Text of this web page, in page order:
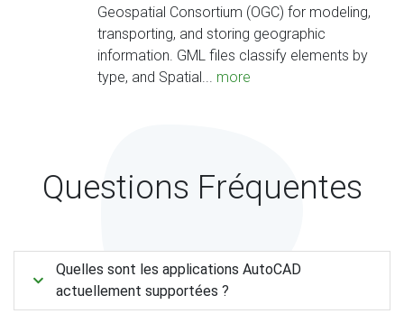
Geospatial Consortium (OGC) for modeling,
transporting, and storing geographic
information. GML files classify elements by
type, and Spatial... more
Questions Fréquentes
Quelles sont les applications AutoCAD
actuellement supportées ?